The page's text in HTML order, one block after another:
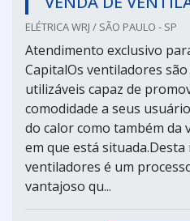
ELÉTRICA WRJ / SÃO PAULO - SP
Atendimento exclusivo
CapitalOs ventiladores
utilizáveis capaz de
comodidade a seus
do calor como também da
em que está situada.Desta
ventiladores é um
vantajoso qu...